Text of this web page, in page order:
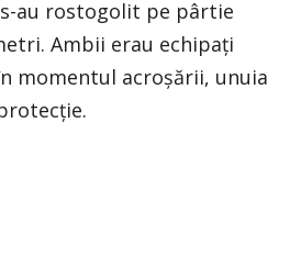
au rostogolit pe pârtie
Ambii erau echipaţi
momentul acroşării, unuia